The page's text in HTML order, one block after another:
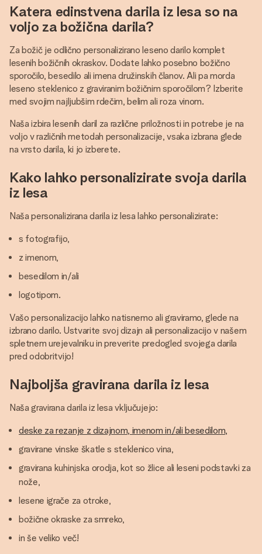
Katera edinstvena darila iz lesa so na
voljo za božična darila?
Za božič je odlično personalizirano leseno darilo komplet
lesenih božičnih okraskov. Dodate lahko posebno božično
sporočilo, besedilo ali imena družinskih članov. Ali pa morda
leseno steklenico z graviranim božičnim sporočilom? Izberite
med svojim najljubšim rdečim, belim ali roza vinom.
Naša izbira lesenih daril za različne priložnosti in potrebe je na
voljo v različnih metodah personalizacije, vsaka izbrana glede
na vrsto darila, ki jo izberete.
Kako lahko personalizirate svoja darila
iz lesa
Naša personalizirana darila iz lesa lahko personalizirate:
s fotografijo,
z imenom,
besedilom in/ali
logotipom.
Vašo personalizacijo lahko natisnemo ali graviramo, glede na
izbrano darilo. Ustvarite svoj dizajn ali personalizacijo v našem
spletnem urejevalniku in preverite predogled svojega darila
pred odobritvijo!
Najboljša gravirana darila iz lesa
Naša gravirana darila iz lesa vključujejo:
deske za rezanje z dizajnom, imenom in/ali besedilom,
gravirane vinske škatle s steklenico vina,
gravirana kuhinjska orodja, kot so žlice ali leseni podstavki za
nože,
lesene igrače za otroke,
božične okraske za smreko,
in še veliko več!